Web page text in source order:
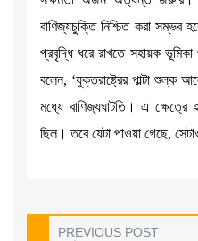
বাণিজ্যচুক্তি নিশ্চিত করা সম্ভব
প্রবৃদ্ধি ধরে রাখতে সহায়ক
বলেন, ‘যুক্তরাষ্ট্রের পাল্টা শুল্ক
মধ্যে বাণিজ্যঘাটতি। এ
ছিল। তবে যেটা পাওয়া গেছে,
PREVIOUS POST